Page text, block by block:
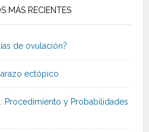
MÁS RECIENTES
de ovulación?
ectópico
Procedimiento y Probabilidades